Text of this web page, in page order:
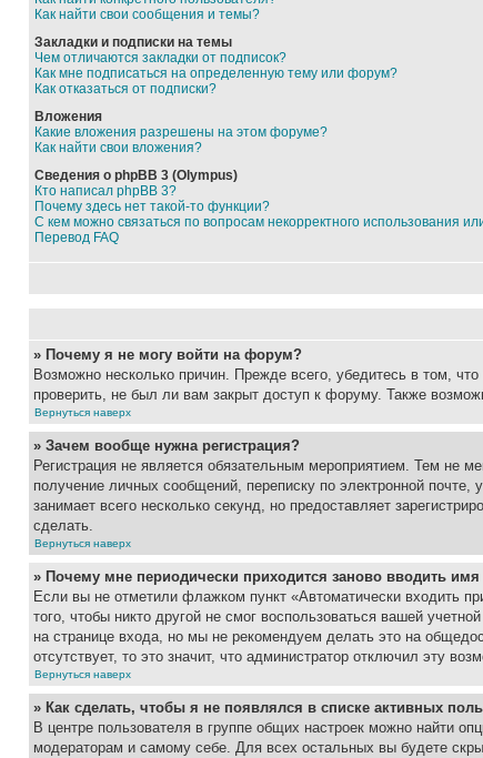
Как найти свои сообщения и темы?
Закладки и подписки на темы
Чем отличаются закладки от подписок?
Как мне подписаться на определенную тему или форум?
Как отказаться от подписки?
Вложения
Какие вложения разрешены на этом форуме?
Как найти свои вложения?
Сведения о phpBB 3 (Olympus)
Кто написал phpBB 3?
Почему здесь нет такой-то функции?
С кем можно связаться по вопросам некорректного использования
Перевод FAQ
» Почему я не могу войти на форум?
Возможно несколько причин. Прежде всего, убедитесь в том,
проверить, не был ли вам закрыт доступ к форуму. Также
Вернуться наверх
» Зачем вообще нужна регистрация?
Регистрация не является обязательным мероприятием. Тем не
получение личных сообщений, переписку по электронной
занимает всего несколько секунд, но предоставляет
сделать.
Вернуться наверх
» Почему мне периодически приходится заново вводить
Если вы не отметили флажком пункт «Автоматически входить
того, чтобы никто другой не смог воспользоваться вашей
на странице входа, но мы не рекомендуем делать это на
отсутствует, то это значит, что администратор отключил эту
Вернуться наверх
» Как сделать, чтобы я не появлялся в списке активных
В центре пользователя в группе общих настроек можно найти
модераторам и самому себе. Для всех остальных вы будете